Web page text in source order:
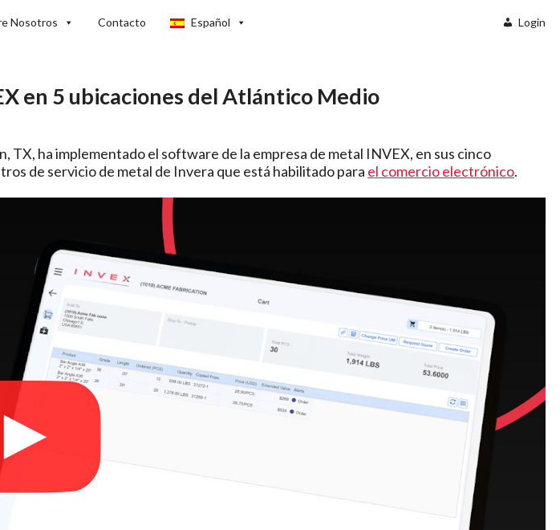
Nosotros Contacto Login
Español
en 5 ubicaciones del Atlántico Medio
TX, ha implementado el software de la empresa de metal INVEX, en sus cinco
de servicio de metal de Invera que está habilitado para el comercio electrónico.